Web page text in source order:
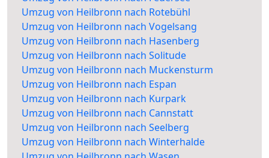
Umzug von Heilbronn nach Rotebühl
Umzug von Heilbronn nach Vogelsang
Umzug von Heilbronn nach Hasenberg
Umzug von Heilbronn nach Solitude
Umzug von Heilbronn nach Muckensturm
Umzug von Heilbronn nach Espan
Umzug von Heilbronn nach Kurpark
Umzug von Heilbronn nach Cannstatt
Umzug von Heilbronn nach Seelberg
Umzug von Heilbronn nach Winterhalde